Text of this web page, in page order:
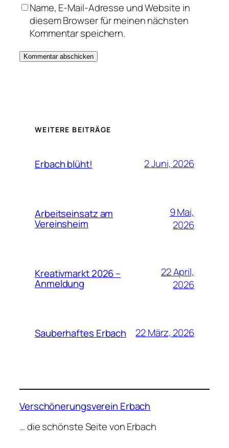
Name, E-Mail-Adresse und Website in
diesem Browser für meinen nächsten
Kommentar speichern.
WEITERE BEITRÄGE
Erbach blüht! 2 Juni, 2026
Arbeitseinsatz am
Vereinsheim
9 Mai,
2026
Kreativmarkt 2026 –
Anmeldung
22 April,
2026
Sauberhaftes Erbach 22 März, 2026
Verschönerungsverein Erbach
… die schönste Seite von Erbach